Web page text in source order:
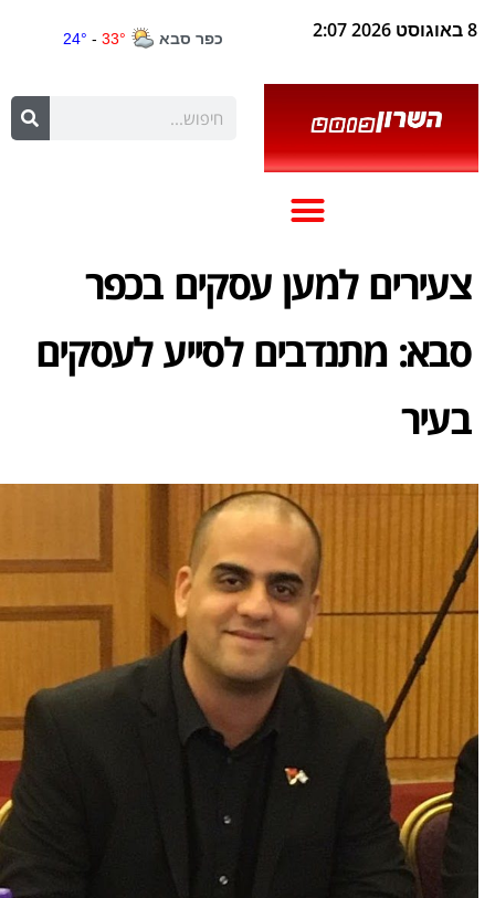
8 באוגוסט 2026 2:07
צעירים למען עסקים בכפר
סבא: מתנדבים לסייע לעסקים
בעיר